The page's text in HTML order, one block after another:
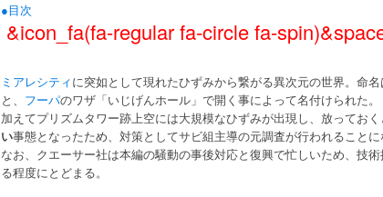
●目次
&icon_fa(fa-regular fa-circle fa-
ミアレシティに突如として現れたひずみから繋がる異次元の世界。命名
と、 フーパのワザ「いじげんホール」で開く事によって名付けられた。
加えてプリズムタワー跡上空には大規模なひずみが出現し、放っておく
い事態となったため、対策としてサビ組主導の元調査が行われることに
なお、クエーサー社は本編の騒動の事後対応と復興で忙しいため、技
る程度にとどまる。